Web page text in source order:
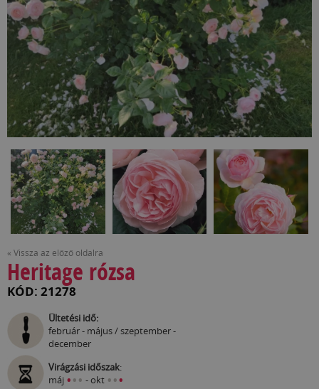
« Vissza az előző oldalra
Heritage rózsa
KÓD: 21278
Ültetési idő:
február - május / szeptember -
december
Virágzási időszak:
máj ••• - okt •••